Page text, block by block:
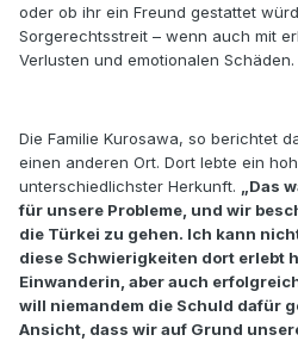
oder ob ihr ein Freund gestattet
Sorgerechtsstreit – wenn auch mit
Verlusten und emotionalen Schäden.
Die Familie Kurosawa, so berichtet
einen anderen Ort. Dort lebte ein
unterschiedlichster Herkunft. „Das
für unsere Probleme, und wir
die Türkei zu gehen. Ich kann
diese Schwierigkeiten dort erlebt
Einwanderin, aber auch
will niemandem die Schuld dafür
Ansicht, dass wir auf Grund